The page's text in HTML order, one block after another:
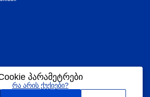
პარამეტრები
რა არის ქუქიები?